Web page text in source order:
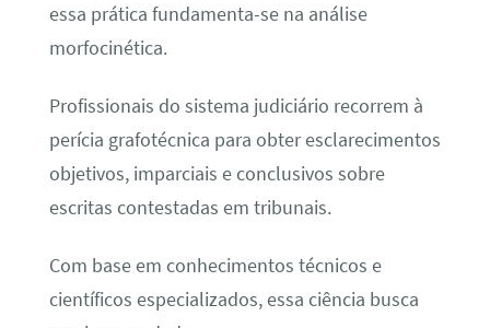
essa prática fundamenta-se na análise
morfocinética.
Profissionais do sistema judiciário recorrem à
perícia grafotécnica para obter esclarecimentos
objetivos, imparciais e conclusivos sobre
escritas contestadas em tribunais.
Com base em conhecimentos técnicos e
científicos especializados, essa ciência busca